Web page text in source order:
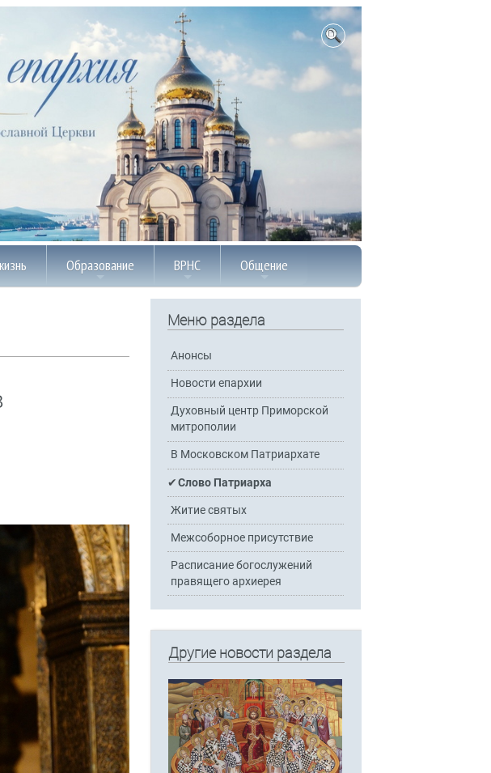
Образование ВРНС Общение
Меню раздела
Анонсы
Новости епархии
Духовный центр Приморской
митрополии
В Московском Патриархате
Слово Патриарха
Житие святых
Межсоборное присутствие
Расписание богослужений
правящего архиерея
Другие новости раздела